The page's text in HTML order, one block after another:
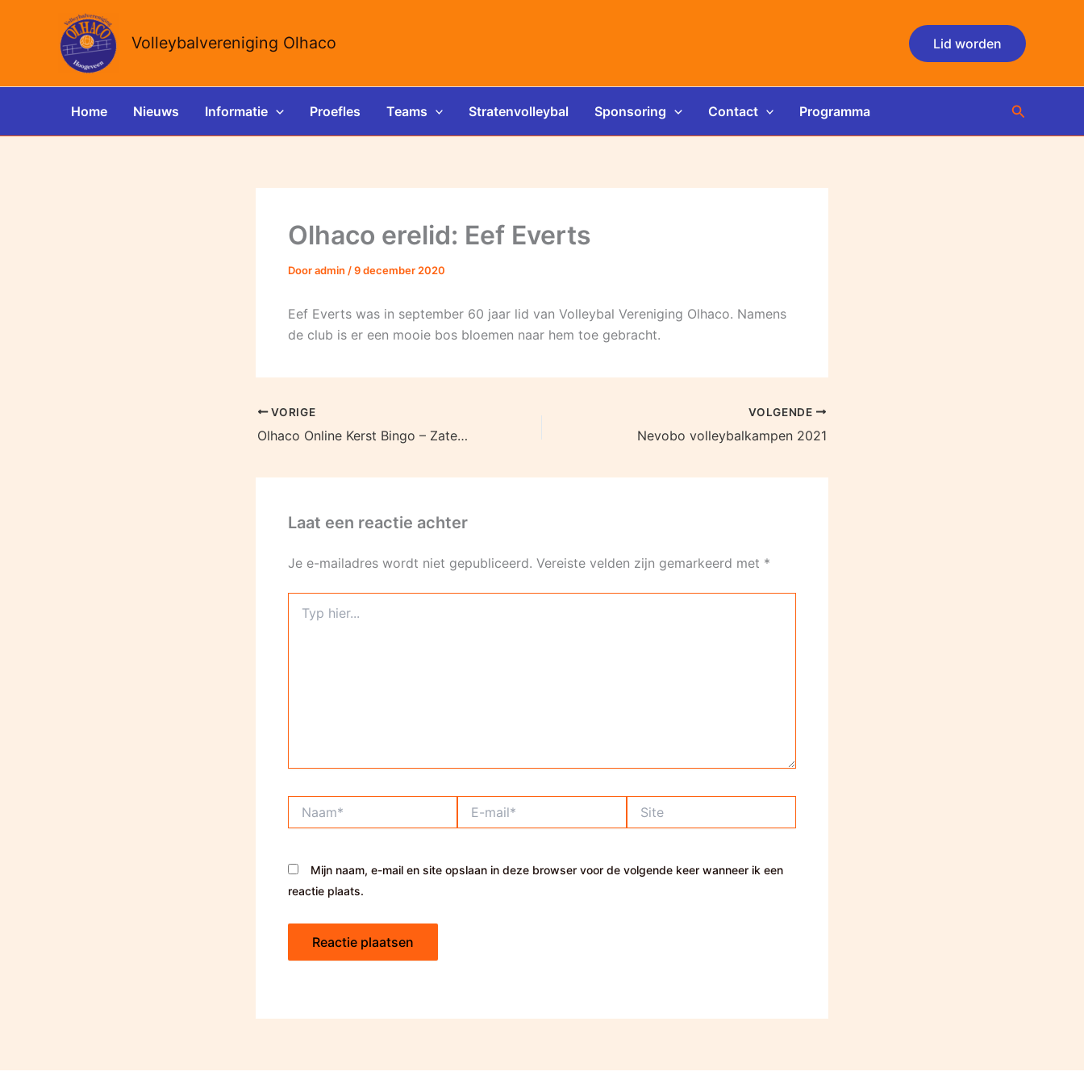
Volleybalvereniging Olhaco Lid worden
Home Nieuws Informatie Proefles Teams Stratenvolleybal Sponsoring Contact Programma Zoeken
Olhaco erelid: Eef Everts
Dooradmin /9 december 2020
Eef Everts was in september 60 jaar lid van Volleybal Vereniging Olhaco. Namens
de club is er een mooie bos bloemen naar hem toe gebracht.
VORIGE
Olhaco Online Kerst Bingo – Zaterdag 19 december
VOLGENDE
Nevobo volleybalkampen 2021
Laat een reactie achter
Je e-mailadres wordt niet gepubliceerd. Vereiste velden zijn gemarkeerd met *
hier...
mail*
Mijn naam, e-mail en site opslaan in deze browser voor de volgende keer wanneer ik een
reactie plaats.